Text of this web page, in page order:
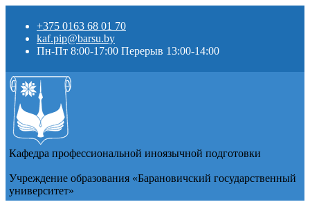
+375 0163 68 01 70
kaf.pip@barsu.by
Пн-Пт 8:00-17:00 Перерыв 13:00-14:00
Кафедра профессиональной иноязычной подготовки
Учреждение образования «Барановичский государственный
университет»